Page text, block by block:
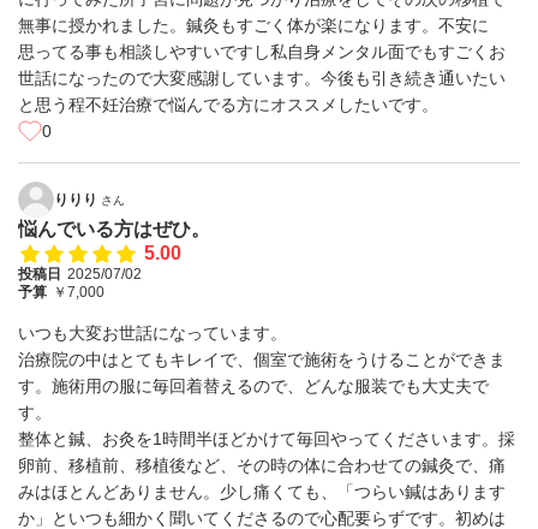
無事に授かれました。鍼灸もすごく体が楽になります。不安に
思ってる事も相談しやすいですし私自身メンタル面でもすごくお
世話になったので大変感謝しています。今後も引き続き通いたい
と思う程不妊治療で悩んでる方にオススメしたいです。
0
りりり さん
悩んでいる方はぜひ。
5.00
投稿日 2025/07/02
予算 ￥7,000
いつも大変お世話になっています。
治療院の中はとてもキレイで、個室で施術をうけることができま
す。施術用の服に毎回着替えるので、どんな服装でも大丈夫で
す。
整体と鍼、お灸を1時間半ほどかけて毎回やってくださいます。採
卵前、移植前、移植後など、その時の体に合わせての鍼灸で、痛
みはほとんどありません。少し痛くても、「つらい鍼はあります
か」といつも細かく聞いてくださるので心配要らずです。初めは